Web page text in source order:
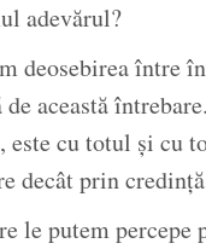
adevărul?
deosebirea între
această
este cu totul și cu
decât prin
le putem percepe